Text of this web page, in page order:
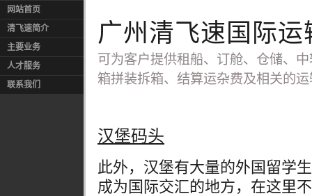
网站首页
清飞速简介
主要业务
人才服务
联系我们
广州清飞速国际运
可为客户提供租船、订舱、仓储、
箱拼装拆箱、结算运杂费及相关的
汉堡码头
此外，汉堡有大量的外国留学
成为国际交汇的地方，在这里